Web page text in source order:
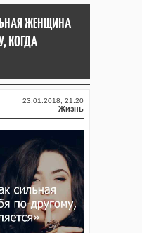
ЖЕНЩИНА
КОГДА
23.01.2018, 21:20
Жизнь